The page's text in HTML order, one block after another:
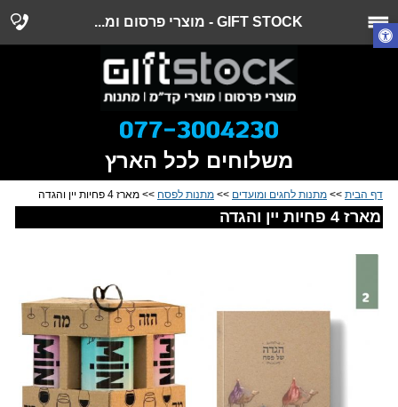
GIFT STOCK - מוצרי פרסום ומ...
משלוחים לכל הארץ
דף הבית >> מתנות לחגים ומועדים >> מתנות לפסח >> מארז 4 פחיות יין והגדה
מארז 4 פחיות יין והגדה